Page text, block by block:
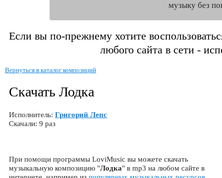
музыку без
Если вы по-прежнему хотите
любого сайта в сети -
Вернуться в каталог композиций
Скачать Лодка
Исполнитель: Григорий Лепс
Скачали: 9 раз
При помощи программы LoviMusic вы можете скачать
музыкальную композицию "Лодка" в mp3 на любом сайте в